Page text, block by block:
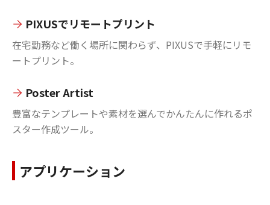
PIXUSでリモートプリント
在宅勤務など働く場所に関わらず、PIXUSで手軽にリモ
ートプリント。
Poster Artist
豊富なテンプレートや素材を選んでかんたんに作れるポ
スター作成ツール。
アプリケーション